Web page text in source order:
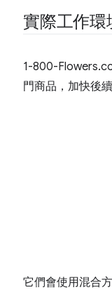
實際工作環
1-800-
門商品，加快後
它們會使用混合